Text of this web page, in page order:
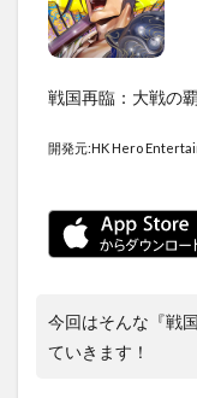
トル
RPG！
【戦
臨】
の魅
1.1.1
握るリ
アルタ
イムバ
戦国再臨：大戦の
開発元:HK Hero
今回はそんな『戦
ていきます！